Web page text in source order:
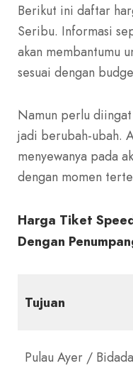
Berikut ini daftar
Seribu. Informasi
akan membantumu
sesuai dengan
Namun perlu
jadi berubah-ubah.
menyewanya pada
dengan momen
Harga Tiket
Dengan
Tujuan
Pulau Ayer /